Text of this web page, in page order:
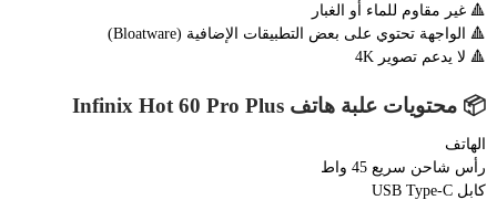
🔺 غير مقاوم للماء أو الغبار
🔺 الواجهة تحتوي على بعض التطبيقات الإضافية (Bloatware)
🔺 لا يدعم تصوير 4K
📦 محتويات علبة هاتف Infinix Hot 60 Pro Plus
الهاتف
رأس شاحن سريع 45 واط
كابل USB Type-C